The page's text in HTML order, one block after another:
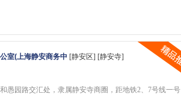
室(上海静安商务中 [静安区] [静安寺]
愚园路交汇处，隶属静安寺商圈，距地铁2、7号线一号